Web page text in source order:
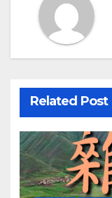
Related Post